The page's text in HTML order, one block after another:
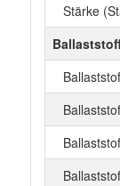
Stärke